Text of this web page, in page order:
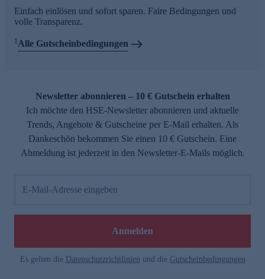
Einfach einlösen und sofort sparen. Faire Bedingungen und
volle Transparenz.
1Alle Gutscheinbedingungen
Newsletter abonnieren – 10 € Gutschein erhalten
Ich möchte den HSE-Newsletter abonnieren und aktuelle
Trends, Angebote & Gutscheine per E-Mail erhalten. Als
Dankeschön bekommen Sie einen 10 € Gutschein. Eine
Abmeldung ist jederzeit in den Newsletter-E-Mails möglich.
E-Mail-Adresse eingeben
Anmelden
Es gelten die Datenschutzrichtlinien und die Gutscheinbedingungen